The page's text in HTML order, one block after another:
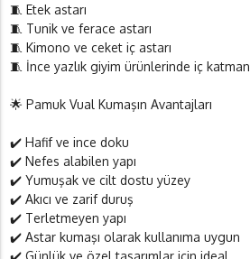
🧵 Etek astarı
🧵 Tunik ve ferace astarı
🧵 Kimono ve ceket iç astarı
🧵 İnce yazlık giyim ürünlerinde iç katman
🌟 Pamuk Vual Kumaşın Avantajları
✔️ Hafif ve ince doku
✔️ Nefes alabilen yapı
✔️ Yumuşak ve cilt dostu yüzey
✔️ Akıcı ve zarif duruş
✔️ Terletmeyen yapı
✔️ Astar kumaşı olarak kullanıma uygun